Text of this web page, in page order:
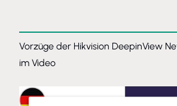
Vorzüge der Hikvision DeepinView
im Video